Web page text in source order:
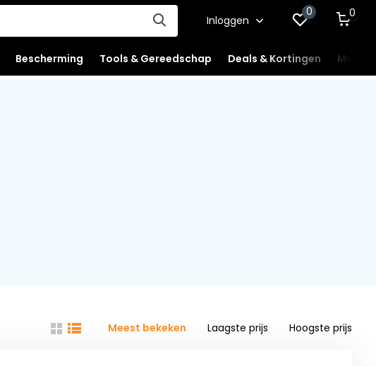
Inloggen
0 0
Bescherming Tools & Gereedschap Deals & Kortingen
Meest bekeken Laagste prijs Hoogste prijs